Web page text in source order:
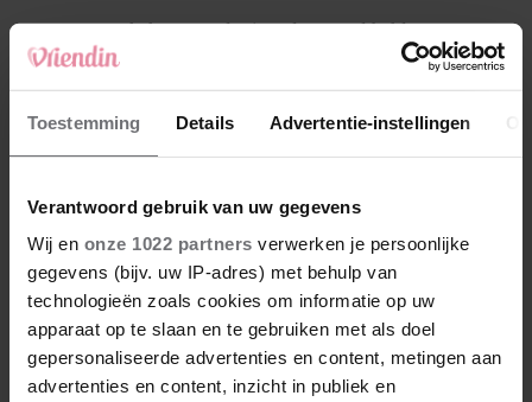
Toestemming Details Advertentie-instellingen
Verantwoord gebruik van uw gegevens
Wij en onze 1022 partners verwerken je persoonlijke
gegevens (bijv. uw IP-adres) met behulp van
technologieën zoals cookies om informatie op uw
apparaat op te slaan en te gebruiken met als doel
gepersonaliseerde advertenties en content, metingen aan
advertenties en content, inzicht in publiek en
4 Makelaar Mandy: ‘Vrijdagavond belde Bart.
Hij sprak eng kalm’
5 Makelaar Mandy: ‘Judith typt… En deze keer
durf ik bijna niet te lezen wat er komt’
Nieuw